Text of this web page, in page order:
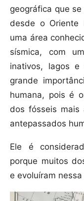
geográfica que
desde o Oriente
uma área
sísmica, com
inativos, lagos
grande
humana, pois é
dos fósseis mais
antepassados
Ele é
porque muitos
e evoluíram